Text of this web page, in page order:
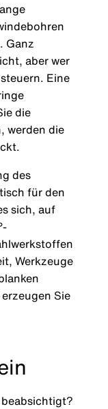
Ganz
aber wer
Eine
die
werden die
des
für den
sich, auf
Werkzeuge
Sie